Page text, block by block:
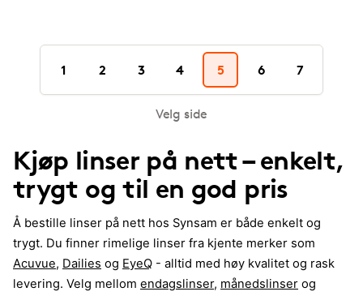
1 2 3 4 5 6 7
Velg side
Kjøp linser på nett – enkelt,
trygt og til en god pris
Å bestille linser på nett hos Synsam er både enkelt og
trygt. Du finner rimelige linser fra kjente merker som
Acuvue, Dailies og EyeQ - alltid med høy kvalitet og rask
levering. Velg mellom endagslinser, månedslinser og